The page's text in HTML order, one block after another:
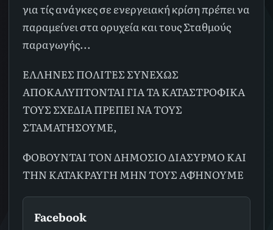
για τίς ανάγκες σε ενεργειακή κρίση πρέπει να
παραμείνει στα ορυχεία και τους Σταθμούς
παραγωγής...
ΕΛΛΗΝΕΣ ΠΟΛΙΤΕΣ ΣΥΝΕΧΩΣ
ΑΠΟΚΑΛΥΠΤΟΝΤΑΙ ΓΙΑ ΤΑ ΚΑΤΑΣΤΡΟΦΙΚΑ
ΤΟΥΣ ΣΧΕΔΙΑ ΠΡΕΠΕΙ ΝΑ ΤΟΥΣ
ΣΤΑΜΑΤΗΣΟΥΜΕ,
ΦΟΒΟΥΝΤΑΙ ΤΟΝ ΔΗΜΟΣΙΟ ΔΙΑΣΥΡΜΟ ΚΑΙ
ΤΗΝ ΚΑΤΑΚΡΑΥΓΗ ΜΗΝ ΤΟΥΣ ΑΦΉΝΟΥΜΕ
Facebook